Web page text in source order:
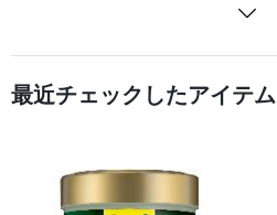
最近チェックしたアイテム